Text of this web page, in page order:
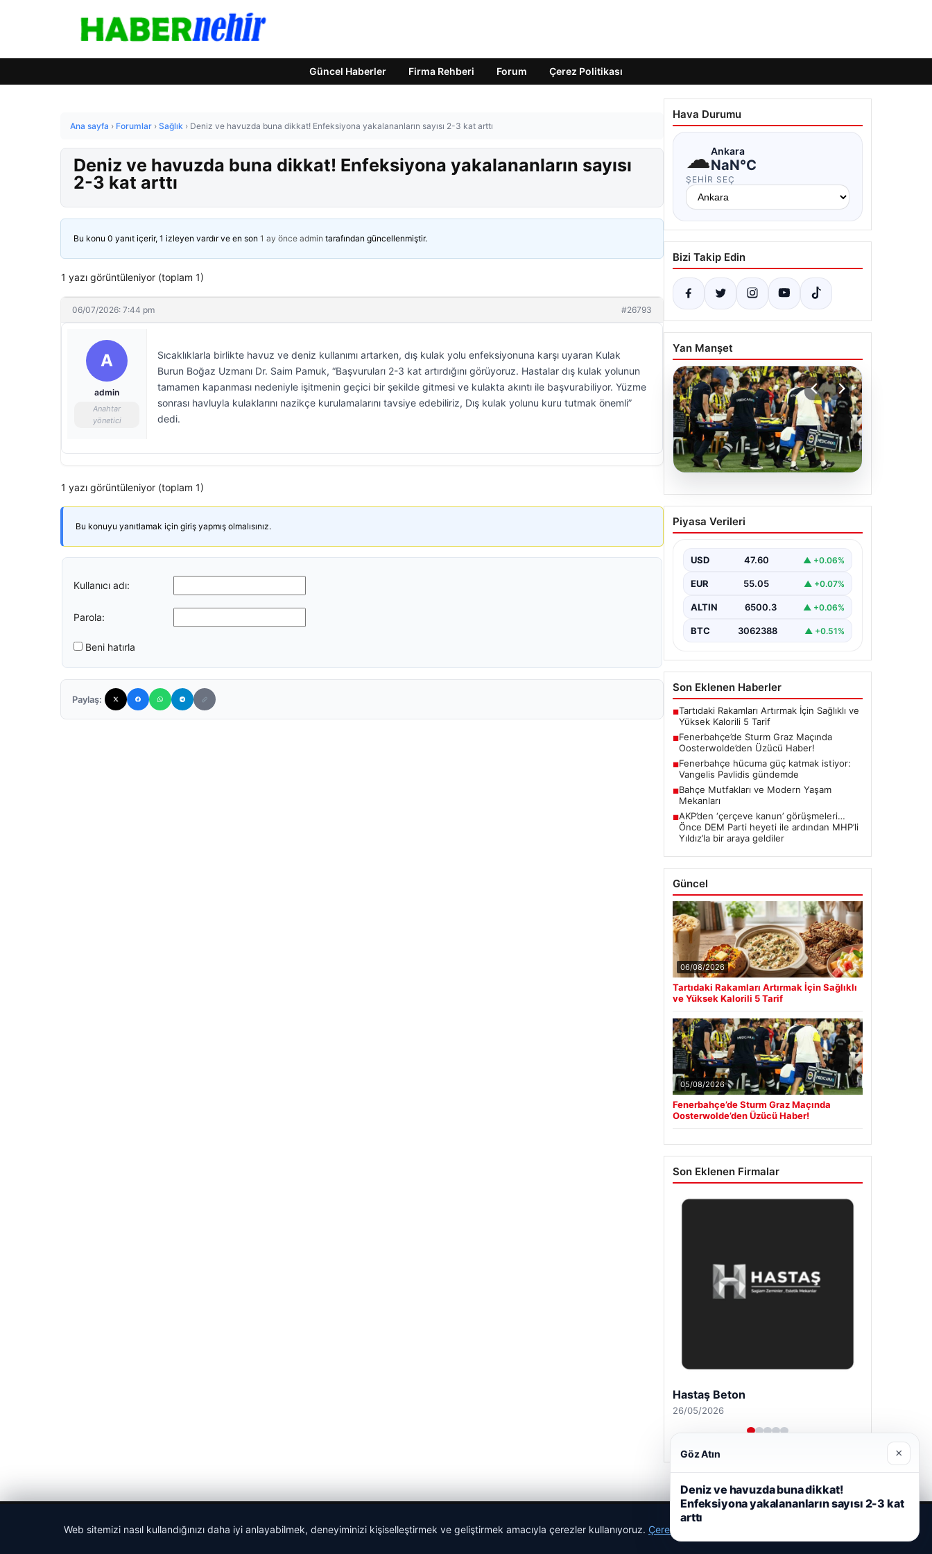
Güncel Haberler Firma Rehberi Forum Çerez Politikası
Ana sayfa › Forumlar › Sağlık › Deniz ve havuzda buna dikkat! Enfeksiyona yakalananların sayısı 2-3 kat arttı
Deniz ve havuzda buna dikkat! Enfeksiyona yakalananların sayısı
2-3 kat arttı
Bu konu 0 yanıt içerir, 1 izleyen vardır ve en son 1 ay önce admin tarafından güncellenmiştir.
1 yazı görüntüleniyor (toplam 1)
06/07/2026: 7:44 pm #26793
A
admin
Anahtar
yönetici
Sıcaklıklarla birlikte havuz ve deniz kullanımı artarken, dış kulak yolu enfeksiyonuna karşı uyaran Kulak
Burun Boğaz Uzmanı Dr. Saim Pamuk, “Başvuruları 2-3 kat artırdığını görüyoruz. Hastalar dış kulak yolunun
tamamen kapanması nedeniyle işitmenin geçici bir şekilde gitmesi ve kulakta akıntı ile başvurabiliyor. Yüzme
sonrası havluyla kulaklarını nazikçe kurulamalarını tavsiye edebiliriz, Dış kulak yolunu kuru tutmak önemli”
dedi.
1 yazı görüntüleniyor (toplam 1)
Bu konuyu yanıtlamak için giriş yapmış olmalısınız.
Kullanıcı adı:
Parola:
Beni hatırla
Paylaş:
Hava Durumu
☁Ankara
NaN°C
ŞEHIR SEÇ
Bizi Takip Edin
Yan Manşet
05.08.2026
Fenerbahçe’de Sturm
Graz Maçında
Haber!
Fenerbahçe, Şampiyonlar Ligi 3. ön
eleme turunda Almanya temsilcisi
Mücadele…
Piyasa Verileri
USD 47.60 ▲ +0.06%
EUR 55.05 ▲ +0.07%
ALTIN 6500.3 ▲ +0.06%
BTC 3062388 ▲ +0.51%
Son Eklenen Haberler
■Tartıdaki Rakamları Artırmak İçin Sağlıklı ve
Yüksek Kalorili 5 Tarif
■Fenerbahçe’de Sturm Graz Maçında
Oosterwolde’den Üzücü Haber!
■Fenerbahçe hücuma güç katmak istiyor:
Vangelis Pavlidis gündemde
■Bahçe Mutfakları ve Modern Yaşam
Mekanları
■AKP’den ‘çerçeve kanun’ görüşmeleri…
Önce DEM Parti heyeti ile ardından MHP’li
Yıldız’la bir araya geldiler
Güncel
06/08/2026
Tartıdaki Rakamları Artırmak İçin Sağlıklı
ve Yüksek Kalorili 5 Tarif
05/08/2026
Fenerbahçe’de Sturm Graz Maçında
Oosterwolde’den Üzücü Haber!
Son Eklenen Firmalar
Hastaş Beton
26/05/2026
Web sitemizi nasıl kullandığınızı daha iyi anlayabilmek, deneyiminizi kişiselleştirmek ve geliştirmek amacıyla çerezler kullanıyoruz. Çerez Politikamız
Göz Atın ×
Deniz ve havuzda buna dikkat!
Enfeksiyona yakalananların sayısı 2-3 kat
arttı